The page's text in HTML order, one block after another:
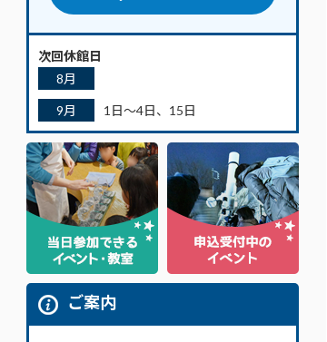
次回休館日
8月
9月 1日～4日、15日
ご案内